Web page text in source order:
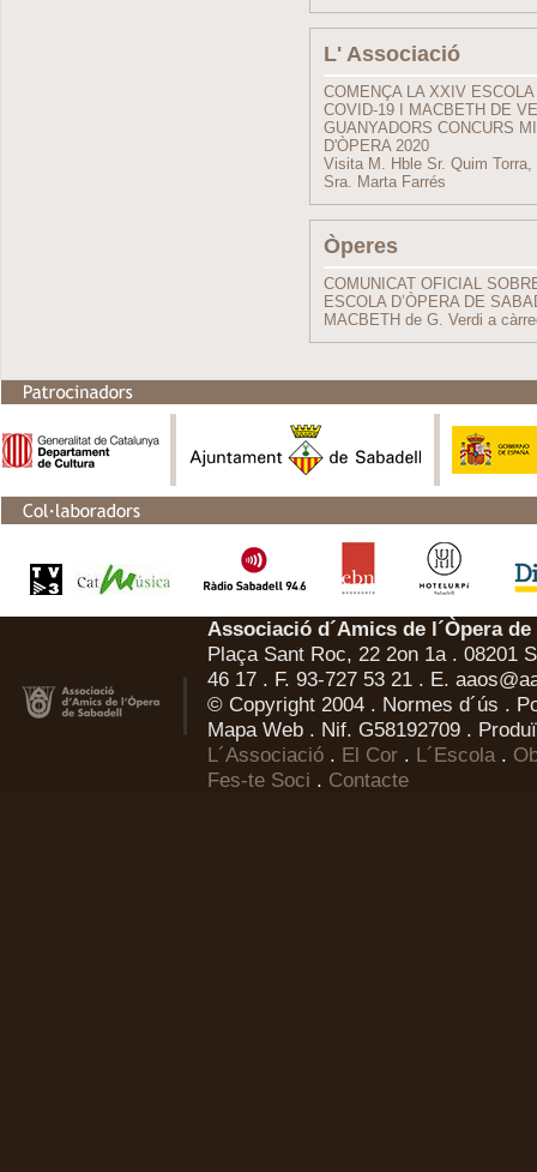
L' Associació
COMENÇA LA XXIV
COVID-19 I MACBETH DE
GUANYADORS CONCURS
D'ÒPERA 2020
Visita M. Hble Sr. Quim
Sra. Marta Farrés
Òperes
COMUNICAT OFICIAL
ESCOLA D’ÒPERA DE
MACBETH de G. Verdi a
Associació d´Amics de l´Òpera
Plaça Sant Roc, 22 2on 1a . 08201
46 17 . F. 93-727 53 21 . E.
© Copyright 2004 . Normes d´ús .
Mapa Web . Nif. G58192709 .
L´Associació . El Cor . L´Escola.
Fes-te Soci . Contacte